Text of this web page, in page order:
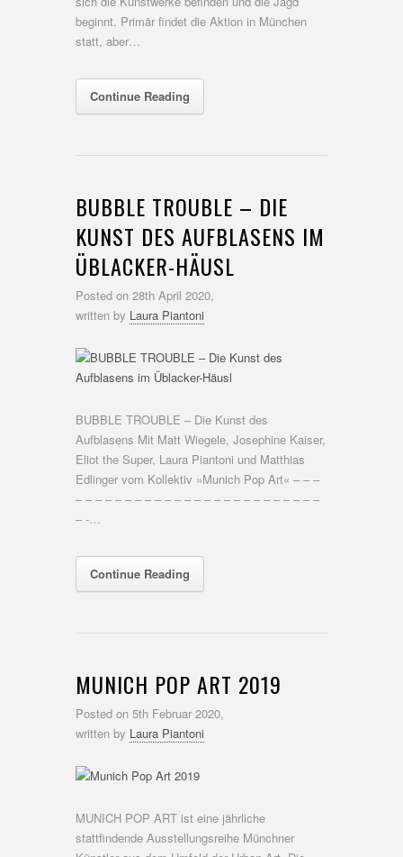
beginnt. Primär findet die Aktion in München
statt, aber…
Continue Reading
BUBBLE TROUBLE – DIE
KUNST DES AUFBLASENS IM
ÜBLACKER-HÄUSL
Posted on 28th April 2020,
written by Laura Piantoni
BUBBLE TROUBLE – Die Kunst des
Aufblasens Mit Matt Wiegele, Josephine Kaiser,
Eliot the Super, Laura Piantoni und Matthias
Edlinger vom Kollektiv »Munich Pop Art« – – –
– – – – – – – – – – – – – – – – – – – – – – – – –
– -…
Continue Reading
MUNICH POP ART 2019
Posted on 5th Februar 2020,
written by Laura Piantoni
MUNICH POP ART ist eine jährliche
stattfindende Ausstellungsreihe Münchner